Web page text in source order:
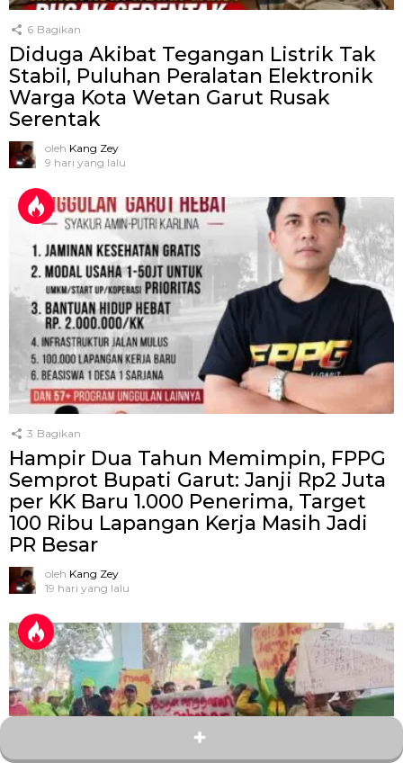
6 Bagikan
Diduga Akibat Tegangan Listrik Tak
Stabil, Puluhan Peralatan Elektronik
Warga Kota Wetan Garut Rusak
Serentak
oleh Kang Zey
9 hari yang lalu
3 Bagikan
Hampir Dua Tahun Memimpin, FPPG
Semprot Bupati Garut: Janji Rp2 Juta
per KK Baru 1.000 Penerima, Target
100 Ribu Lapangan Kerja Masih Jadi
PR Besar
oleh Kang Zey
19 hari yang lalu